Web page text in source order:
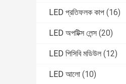
LED প্রতিফলক কাপ (16)
LED অপটিক্স লেন্স (20)
LED পিসিবি মডিউল (12)
LED আলো (10)